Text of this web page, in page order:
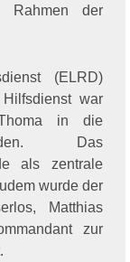
Rahmen der
(ELRD)
war
in die
Das
als zentrale
wurde der
Matthias
zur